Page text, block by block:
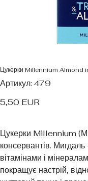
Цукерки Millennium Almond
Артикул:
Артикул
479
479
Ціна
5,50 EUR
Цукерки Millennium
консервантів.
вітамінами і
покращує настрій,